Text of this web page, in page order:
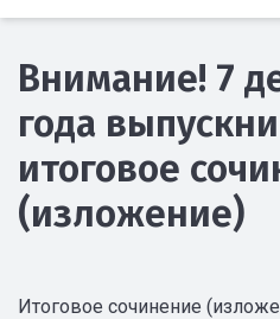
Внимание! 7
года
итоговое
(изложение)
Итоговое сочинение